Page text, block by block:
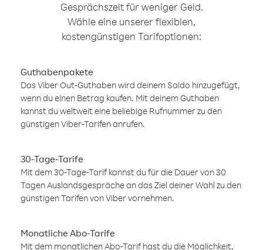
Gesprächszeit für weniger Geld.
Wähle eine unserer flexiblen,
kostengünstigen Tarifoptionen:
Guthabenpakete
Das Viber Out-Guthaben wird deinem Saldo hinzugefügt,
wenn du einen Betrag kaufen. Mit deinem Guthaben
kannst du weltweit eine beliebige Rufnummer zu den
günstigen Viber-Tarifen anrufen.
30-Tage-Tarife
Mit dem 30-Tage-Tarif kannst du für die Dauer von 30
Tagen Auslandsgespräche an das Ziel deiner Wahl zu den
günstigen Tarifen von Viber vornehmen.
Monatliche Abo-Tarife
Mit dem monatlichen Abo-Tarif hast du die Möglichkeit,